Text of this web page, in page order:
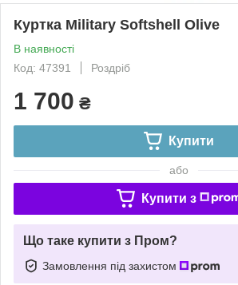
Куртка Military Softshell Olive
В наявності
Код: 47391
Роздріб
1 700 ₴
Купити
або
Купити з
Що таке купити з Пром?
Замовлення під захистом